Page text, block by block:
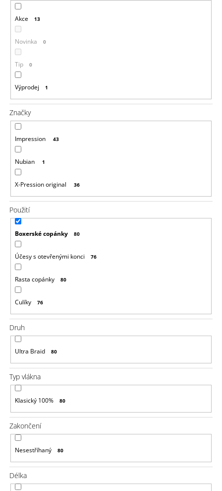
Akce 13
Novinka 0
Tip 0
Výprodej 1
Značky
Impression 43
Nubian 1
X-Pression original 36
Použití
Boxerské copánky 80
Účesy s otevřenými konci 76
Rasta copánky 80
Culíky 76
Druh
Ultra Braid 80
Typ vlákna
Klasický 100% 80
Zakončení
Nesestříhaný 80
Délka
a
D
p
o
r
u
č
u
m
100%
EZ
KANEKALON
105
Kč
Původně:
Kč